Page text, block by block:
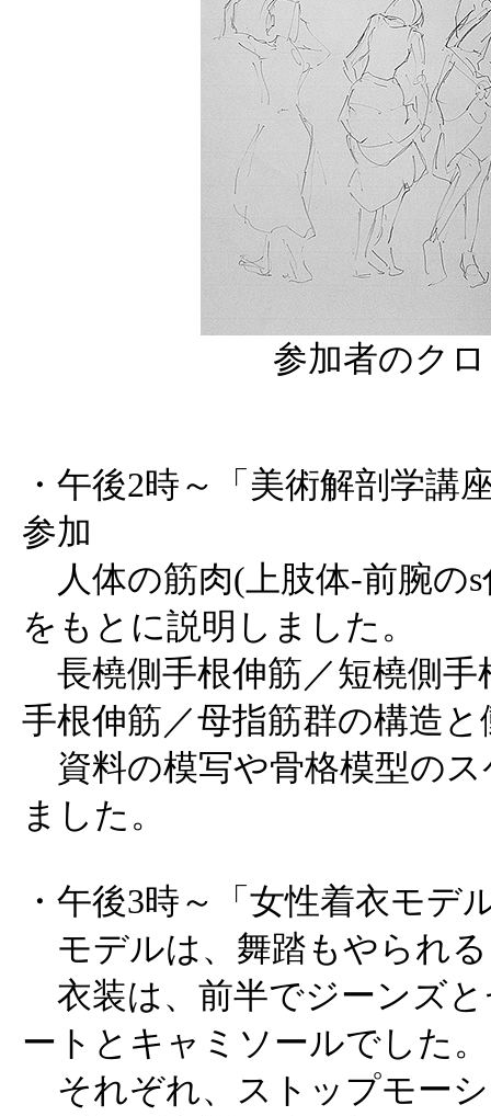
参加者のク
・午後2時～「美術解剖学講
参加
人体の筋肉(上肢体-前腕の
をもとに説明しました。
長橈側手根伸筋／短橈側手
手根伸筋／母指筋群の構造
資料の模写や骨格模型の
ました。
・午後3時～「女性着衣モデ
モデルは、舞踏もやられ
衣装は、前半でジーンズ
ートとキャミソールでした。
それぞれ、ストップモー